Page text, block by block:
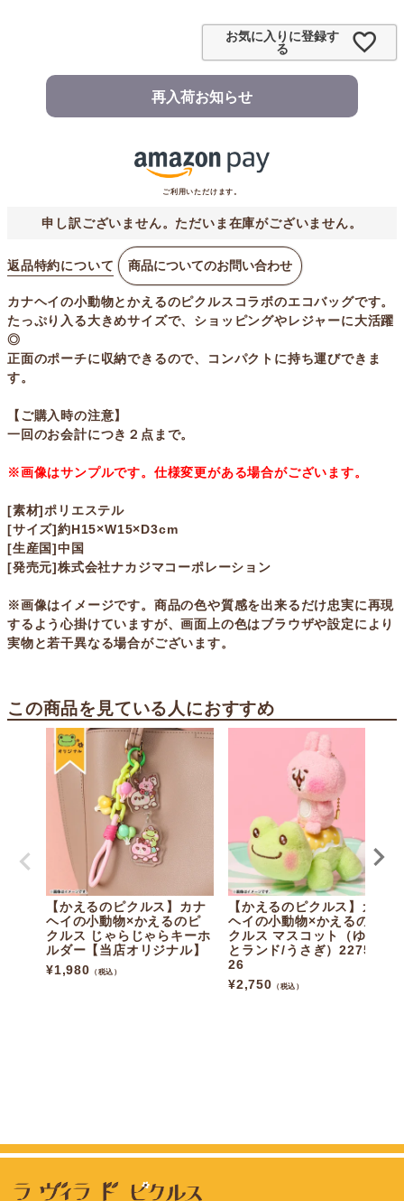
お気に入りに登録す
る
再入荷お知らせ
ご利用いただけます。
申し訳ございません。ただいま在庫がございません。
返品特約について 商品についてのお問い合わせ
カナヘイの小動物とかえるのピクルスコラボのエコバッグです。
たっぷり入る大きめサイズで、ショッピングやレジャーに大活躍
◎
正面のポーチに収納できるので、コンパクトに持ち運びできま
す。
【ご購入時の注意】
一回のお会計につき２点まで。
※画像はサンプルです。仕様変更がある場合がございます。
[素材]ポリエステル
[サイズ]約H15×W15×D3cm
[生産国]中国
[発売元]株式会社ナカジマコーポレーション
※画像はイメージです。商品の色や質感を出来るだけ忠実に再現
するよう心掛けていますが、画面上の色はブラウザや設定により
実物と若干異なる場合がございます。
この商品を見ている人におすすめ
【かえるのピクルス】カナ
ヘイの小動物×かえるのピ
クルス じゃらじゃらキーホ
ルダー【当店オリジナル】
¥1,980 （税込）
【かえるのピクルス】カナ
ヘイの小動物×かえるのピ
クルス マスコット（ゆるっ
とランド/うさぎ）227546-
26
¥2,750 （税込）